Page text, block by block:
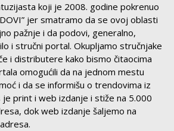
koji je 2008. godine pokrenuo
jer smatramo da se ovoj oblasti
pažnje i da podovi, generalno,
i stručni portal. Okupljamo stručnjake
i distributere kako bismo čitaocima
omogućili da na jednom mestu
i da se informišu o trendovima iz
print i web izdanje i stiže na 5.000
dok web izdanje šaljemo na